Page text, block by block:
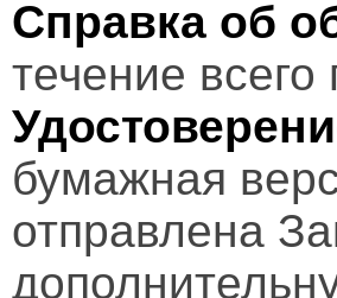
Справка об
течение
бумажная
отправлена